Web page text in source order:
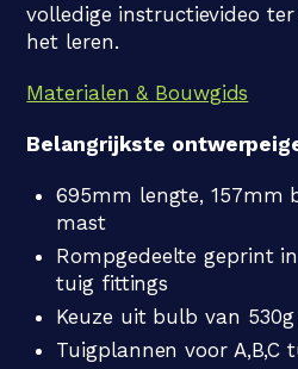
volledige instructievideo
het leren.
Materialen & Bouwgids
Belangrijkste
695mm lengte, 157mm
mast
Rompgedeelte geprint
tuig fittings
Keuze uit bulb van 530g
Tuigplannen voor A,B,C